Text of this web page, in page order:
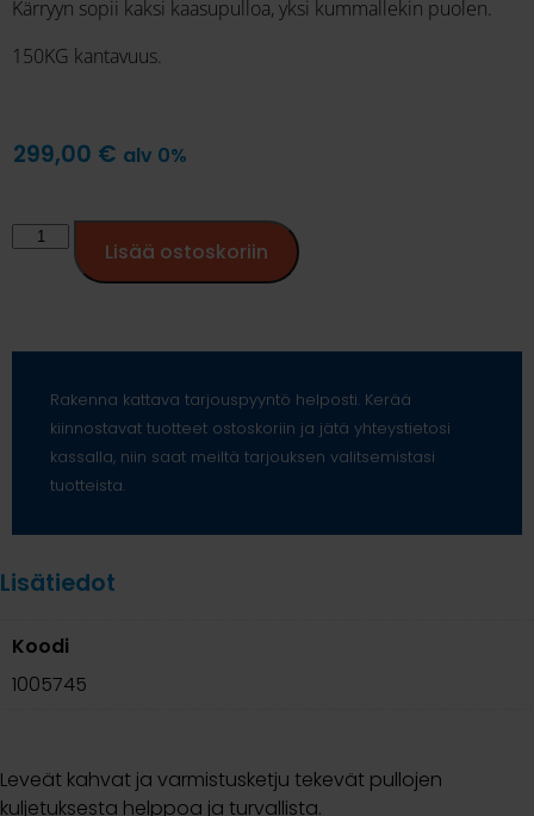
Kärryyn sopii kaksi kaasupulloa, yksi kummallekin puolen.
150KG kantavuus.
299,00 € alv 0%
Lisää ostoskoriin
Rakenna kattava tarjouspyyntö helposti. Kerää
kiinnostavat tuotteet ostoskoriin ja jätä yhteystietosi
kassalla, niin saat meiltä tarjouksen valitsemistasi
tuotteista.
Lisätiedot
Koodi
1005745
Leveät kahvat ja varmistusketju tekevät pullojen
kuljetuksesta helppoa ja turvallista.